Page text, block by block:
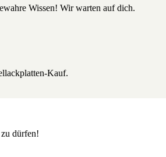
Wissen! Wir warten auf dich.
Kauf.
dürfen!